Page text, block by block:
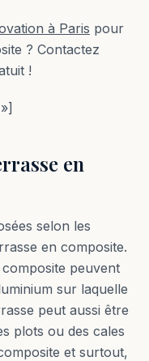
à Paris pour
? Contactez
!
en
selon les
en composite.
peuvent
sur laquelle
peut aussi être
plots ou des cales
et surtout,